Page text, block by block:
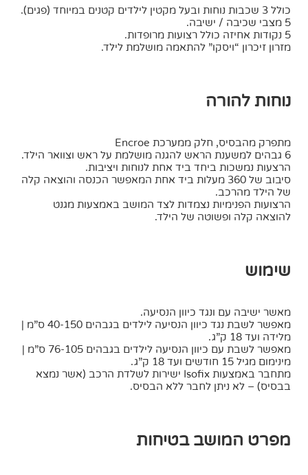
כולל 3 שכבות נוחות ובעל מקטין לילדים קטנים במיוחד (פגים).
5 מצבי שכיבה / ישיבה.
5 נקודות אחיזה כולל רצועות מרופדות.
מזרון זיכרון “ויסקו” להתאמה מושלמת לילד.
נוחות להורה
מתפרק מהבסיס, חלק ממערכת Encroe
6 גבהים למשענת הראש להגנה מושלמת על ראש וצוואר הילד.
הרצעות נמשכות ביחד ביד אחת לנוחות ויציבות.
סיבוב של 360 מעלות ביד אחת המאפשר הכנסה והוצאה קלה
של הילד מהרכב.
הרצועות הפנימיות נצמדות לצד המושב באמצעות מגנט
להוצאה קלה ופשוטה של הילד.
שימוש
מאשר ישיבה עם ונגד כיוון הנסיעה.
מאפשר לשבת נגד כיוון הנסיעה לילדים בגבהים 40-150 ס”מ |
מלידה ועד 18 ק”ג.
מאפשר לשבת עם כיוון הנסיעה לילדים בגבהים 76-105 ס”מ |
מינימום מגיל 15 חודשים ועד 18 ק”ג.
מתחבר באמצעות Isofix ישירות לשלדת הרכב (אשר נמצא
בבסיס) – לא ניתן לחבר ללא הבסיס.
מפרט המושב בטיחות